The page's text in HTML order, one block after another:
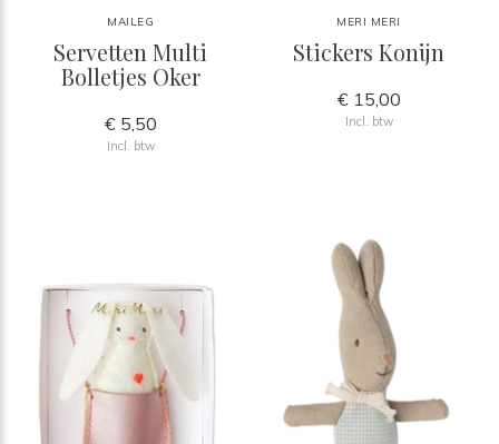
MAILEG
Servetten Multi
Bolletjes Oker
€ 5,50
Incl. btw
MERI MERI
Stickers Konijn
€ 15,00
Incl. btw